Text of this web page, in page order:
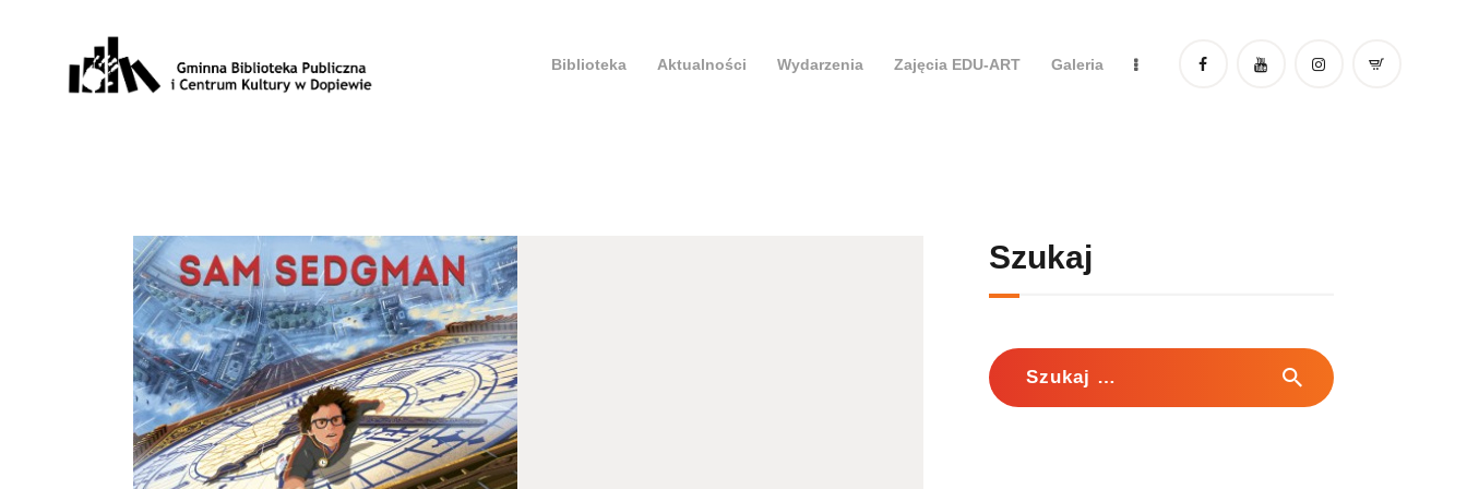
Biblioteka Aktualności Wydarzenia Zajęcia EDU-ART Galeria
Szukaj
Szukaj: